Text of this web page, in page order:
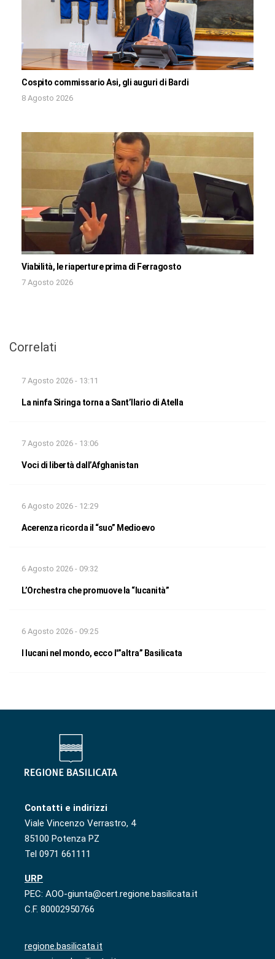
Cospito commissario Asi, gli auguri di Bardi
8 Agosto 2026
Viabilità, le riaperture prima di Ferragosto
7 Agosto 2026
Correlati
7 Agosto 2026 - 13:11
La ninfa Siringa torna a Sant’Ilario di Atella
7 Agosto 2026 - 13:06
Voci di libertà dall’Afghanistan
6 Agosto 2026 - 12:29
Acerenza ricorda il “suo” Medioevo
6 Agosto 2026 - 09:32
L’Orchestra che promuove la “lucanità”
6 Agosto 2026 - 09:25
I lucani nel mondo, ecco l'”altra” Basilicata
Contatti e indirizzi
Viale Vincenzo Verrastro, 4
85100 Potenza PZ
Tel 0971 661111
URP
PEC: AOO-giunta@cert.regione.basilicata.it
C.F. 80002950766
regione.basilicata.it